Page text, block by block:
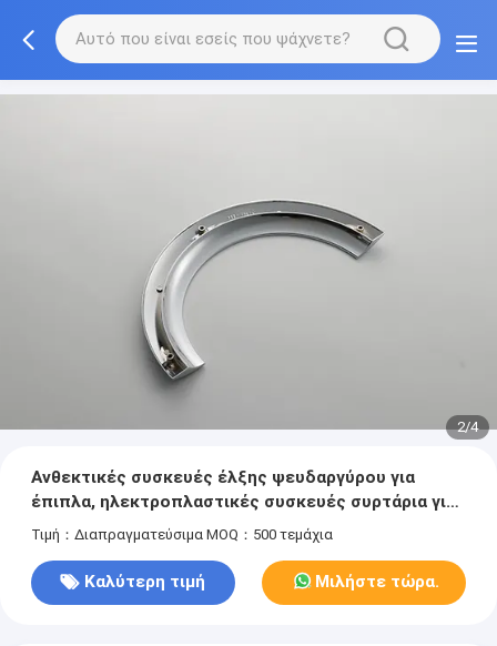
2/4
Ανθεκτικές συσκευές έλξης ψευδαργύρου για
έπιπλα, ηλεκτροπλαστικές συσκευές συρτάρια για
ντουλάπια
Τιμή：Διαπραγματεύσιμα MOQ：500 τεμάχια
Καλύτερη τιμή Μιλήστε τώρα.